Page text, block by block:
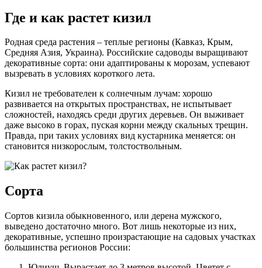
Где и как растет кизил
Родная среда растения – теплые регионы (Кавказ, Крым,
Средняя Азия, Украина). Российские садоводы выращивают
декоративные сорта: они адаптированы к морозам, успевают
вызревать в условиях короткого лета.
Кизил не требователен к солнечным лучам: хорошо
развивается на открытых пространствах, не испытывает
сложностей, находясь среди других деревьев. Он выживает
даже высоко в горах, пуская корни между скальных трещин.
Правда, при таких условиях вид кустарника меняется: он
становится низкорослым, толстоствольным.
Сорта
Сортов кизила обыкновенного, или дерена мужского,
выведено достаточно много. Вот лишь некоторые из них,
декоративные, успешно произрастающие на садовых участках
большинства регионов России: